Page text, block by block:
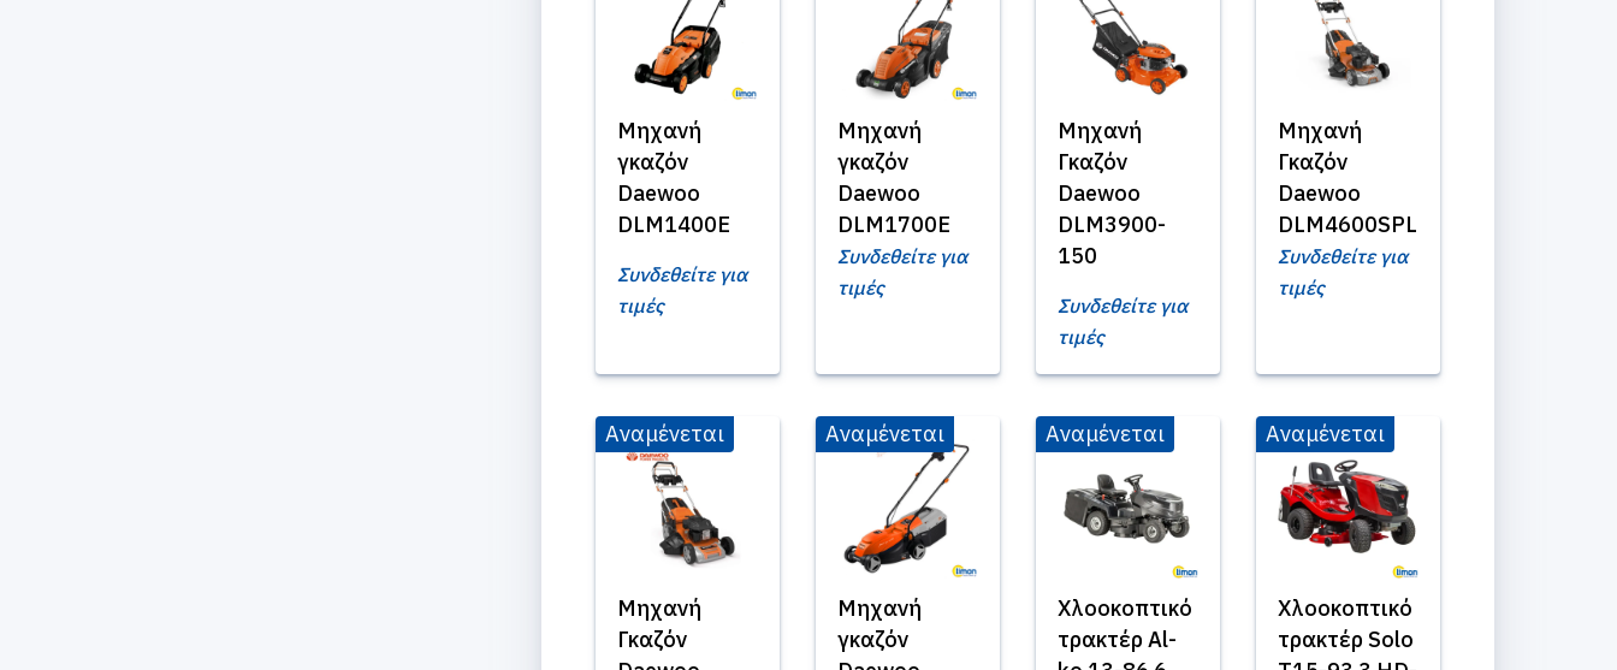
Μηχανή
γκαζόν
Daewoo
DLM1400E
Συνδεθείτε για
τιμές
Μηχανή
γκαζόν
Daewoo
DLM1700E
Συνδεθείτε για
τιμές
Μηχανή
Γκαζόν
Daewoo
DLM3900-
150
Συνδεθείτε για
τιμές
Μηχανή
Γκαζόν
Daewoo
DLM4600SPL
Συνδεθείτε για
τιμές
Μηχανή
Γκαζόν
Αναμένεται
Μηχανή
γκαζόν
Αναμένεται
Χλοοκοπτικό
τρακτέρ Al-
Αναμένεται
Χλοοκοπτικό
τρακτέρ Solo
Αναμένεται